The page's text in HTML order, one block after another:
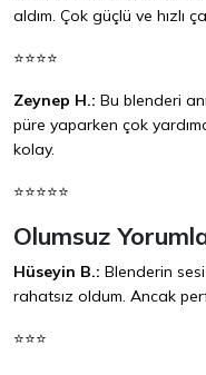
aldım. Çok güçlü ve hızlı
⭐⭐⭐⭐
Zeynep H.: Bu blenderi
püre yaparken çok
kolay.
⭐⭐⭐⭐⭐
Olumsuz
Hüseyin B.: Blenderin
rahatsız oldum. Ancak
⭐⭐⭐